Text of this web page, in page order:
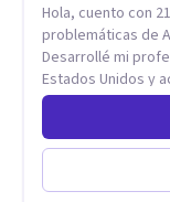
Hola, cuento con
problemáticas de Ansiedad,
Desarrollé mi
Estados Unidos y
privada. Utilizo
evidencia científica
objetivos
herramientas
desarrollar